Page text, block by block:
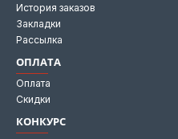
История заказов
Закладки
Рассылка
ОПЛАТА
Оплата
Скидки
КОНКУРС